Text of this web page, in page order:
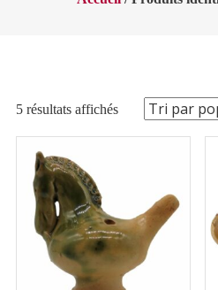
5 résultats affichésTrié
par